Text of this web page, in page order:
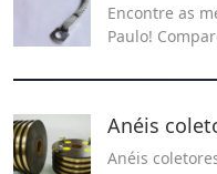
Encontre as
Paulo!
Soluções de
Confira agora!
Anéis
Anéis